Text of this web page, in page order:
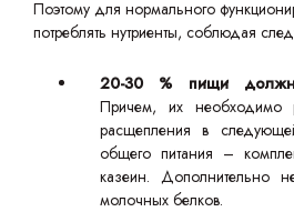
Поэтому для нормального
потреблять нутриенты, соблюдая
20-30 % пищи
Причем, их необходимо
расщепления в
общего питания –
казеин. Дополнительно
молочных белков.